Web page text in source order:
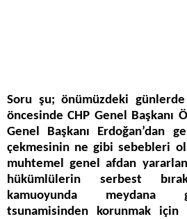
Soru şu; önümüzdeki
öncesinde CHP Genel Başkanı
Genel Başkanı Erdoğan’dan
çekmesinin ne gibi sebebleri
muhtemel genel afdan
hükümlülerin serbest
kamuoyunda meydana
tsunamisinden korunmak için